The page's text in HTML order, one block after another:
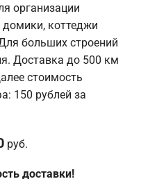
организации
коттеджи
больших строений
Доставка до 500 км
стоимость
150 рублей за
руб.
доставки!